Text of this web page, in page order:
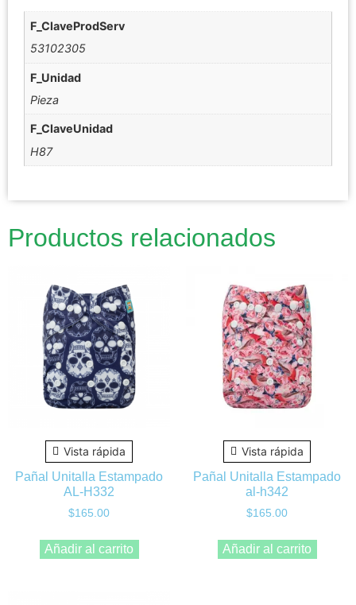
F_ClaveProdServ
53102305
F_Unidad
Pieza
F_ClaveUnidad
H87
Productos relacionados
Vista rápida
Pañal Unitalla Estampado
AL-H332
$165.00
Añadir al carrito
Vista rápida
Pañal Unitalla Estampado
al-h342
$165.00
Añadir al carrito